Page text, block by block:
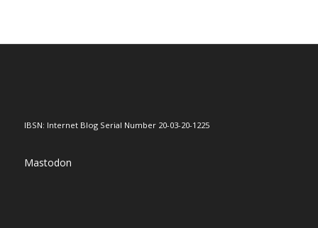
IBSN: Internet Blog Serial Number 20-03-20-1225
Mastodon